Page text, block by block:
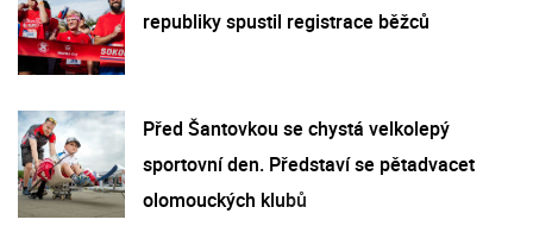
republiky spustil registrace běžců
Před Šantovkou se chystá velkolepý
sportovní den. Představí se pětadvacet
olomouckých klubů